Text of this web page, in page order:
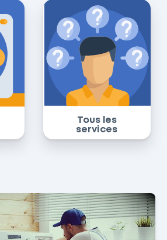
Tous les
services